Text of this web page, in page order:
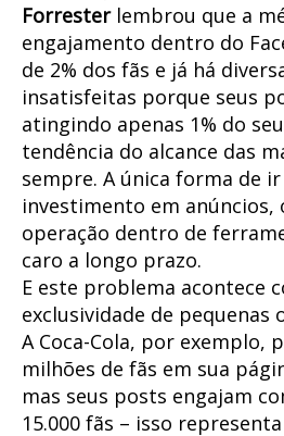
Forresterlembrou que a
engajamento dentro do
de 2% dos fãs e já há
insatisfeitas porque seus
atingindo apenas 1% do
tendência do alcance das
sempre. A única forma de
investimento em anúncios,
operação dentro de
caro a longo prazo.
E este problema acontece
exclusividade de pequenas
A Coca-Cola, por exemplo,
milhões de fãs em sua
mas seus posts engajam
15.000 fãs – isso representa